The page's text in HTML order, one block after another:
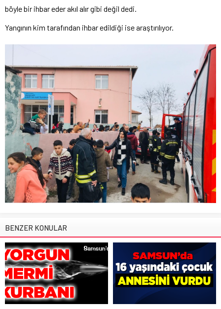
böyle bir ihbar eder akıl alır gibi değil dedi.
Yangının kim tarafından ihbar edildiği ise araştırılıyor.
BENZER KONULAR